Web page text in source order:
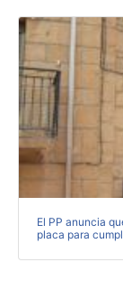
El PP anuncia
placa para